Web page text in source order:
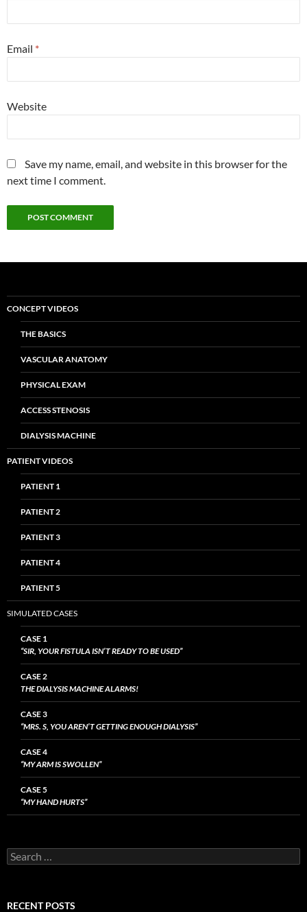
Email *
Website
Save my name, email, and website in this browser for the
next time I comment.
CONCEPT VIDEOS
THE BASICS
VASCULAR ANATOMY
PHYSICAL EXAM
ACCESS STENOSIS
DIALYSIS MACHINE
PATIENT VIDEOS
PATIENT 1
PATIENT 2
PATIENT 3
PATIENT 4
PATIENT 5
SIMULATED CASES
CASE 1
“SIR, YOUR FISTULA ISN’T READY TO BE USED”
CASE 2
THE DIALYSIS MACHINE ALARMS!
CASE 3
“MRS. S, YOU AREN’T GETTING ENOUGH DIALYSIS”
CASE 4
“MY ARM IS SWOLLEN”
CASE 5
“MY HAND HURTS”
Search
for:
RECENT POSTS